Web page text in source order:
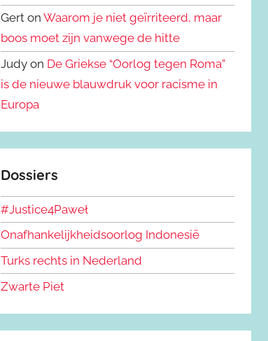
Gert onWaarom je niet geïrriteerd, maar
boos moet zijn vanwege de hitte
Judy on De Griekse “Oorlog tegen Roma”
is de nieuwe blauwdruk voor racisme in
Europa
Dossiers
#Justice4Paweł
Onafhankelijkheidsoorlog Indonesië
Turks rechts in Nederland
Zwarte Piet